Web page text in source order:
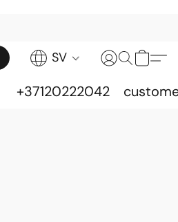
SV
+37120222042